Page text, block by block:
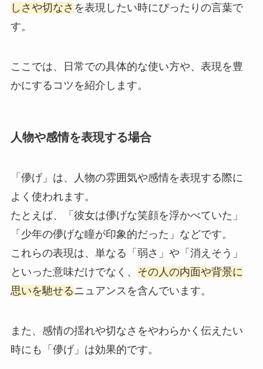
しさや切なさ を表現したい時にぴったりの言葉で
す。
ここでは、日常での具体的な使い方や、表現を豊
かにするコツを紹介します。
人物や感情を表現する場合
「儚げ」は、人物の雰囲気や感情を表現する際に
よく使われます。
たとえば、「彼女は儚げな笑顔を浮かべていた」
「少年の儚げな瞳が印象的だった」などです。
これらの表現は、単なる「弱さ」や「消えそう」
といった意味だけでなく、 その人の内面や背景に
思いを馳せるニュアンスを含んでいます。
また、感情の揺れや切なさをやわらかく伝えたい
時にも「儚げ」は効果的です。